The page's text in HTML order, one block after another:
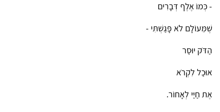
- כְּמוֹ אֶלֶף דְּבָרִים
שֶׁמֵּעוֹלָם לֹא פָּגַשְׁתִּי -
הַדֹּק יוּסַר
אוּכַל לִקְרֹא
אֶת חַיַּי לְאָחוֹר.